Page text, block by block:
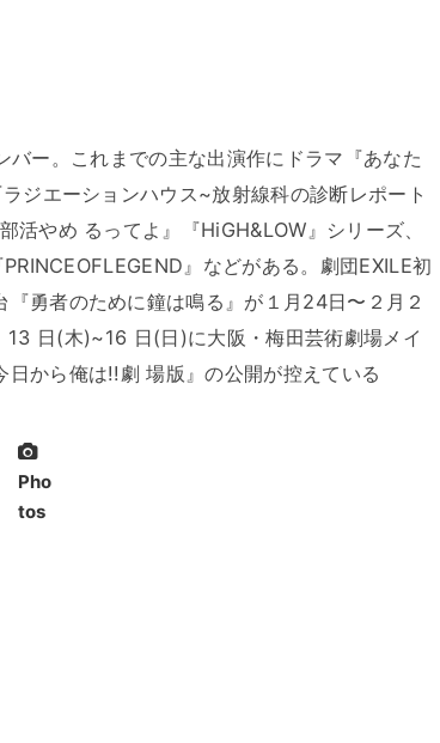
ー。これまでの主な出演作にドラマ『あなた
ジエーションハウス~放射線科の診断レポート
活やめ るってよ』『HiGH&LOW』シリーズ、
』などがある。劇団EXILE初
勇者のために鐘は鳴る』が１月24日〜２月２
日(木)~16 日(日)に大阪・梅田芸術劇場メイ
から俺は!!劇 場版』の公開が控えている
Pho
tos